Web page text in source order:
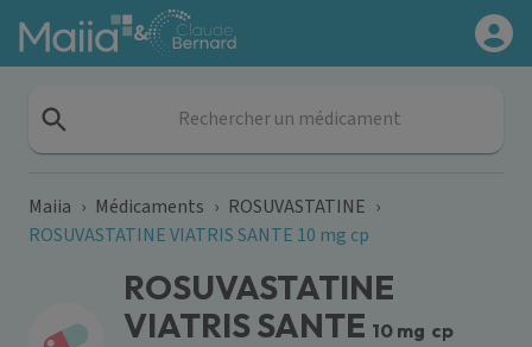
Aller au contenu principal
&
Rechercher un médicament
Maiia › Médicaments › ROSUVASTATINE ›
ROSUVASTATINE VIATRIS SANTE 10 mg cp
ROSUVASTATINE
VIATRIS SANTE 10 mg cp